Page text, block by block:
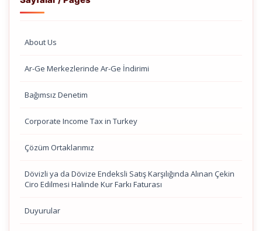
About Us
Ar-Ge Merkezlerinde Ar-Ge İndirimi
Bağımsız Denetim
Corporate Income Tax in Turkey
Çözüm Ortaklarımız
Dövizli ya da Dövize Endeksli Satış Karşılığında Alınan Çekin
Ciro Edilmesi Halinde Kur Farkı Faturası
Duyurular